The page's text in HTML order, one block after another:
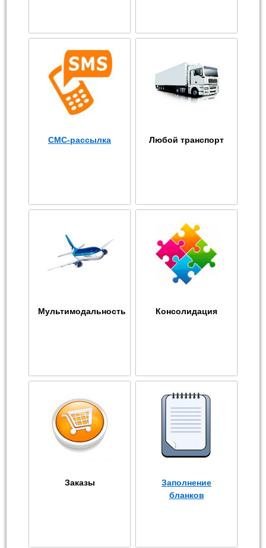
СМС-рассылка Любой транспорт
Мультимодальность Консолидация
Заказы
Заполнение
бланков